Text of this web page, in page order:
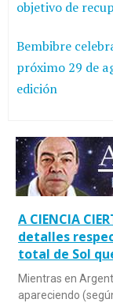
objetivo de
Bembibre
próximo 29 de
edición
A CIENCIA
detalles
total de Sol
Mientras en
apareciendo